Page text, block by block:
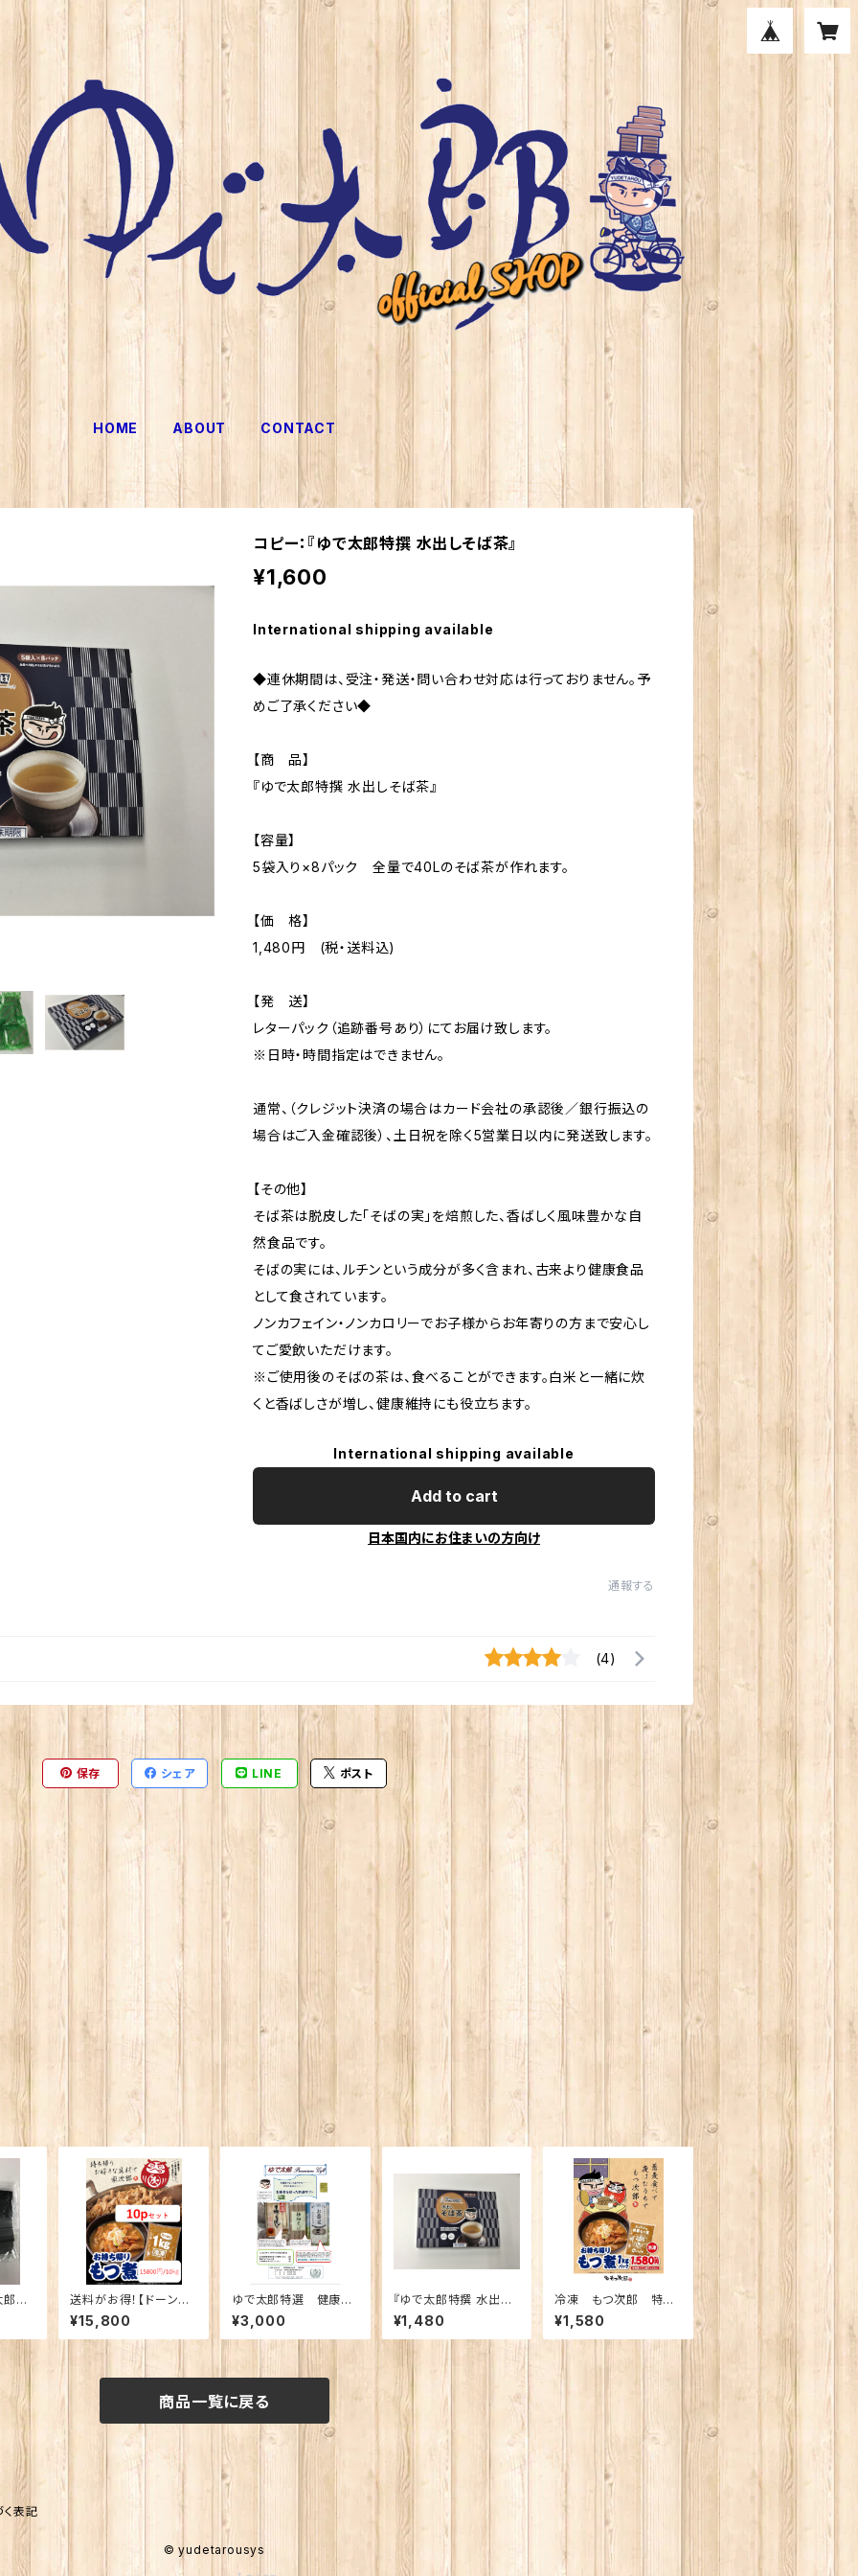
HOME ABOUT CONTACT
コピー：『ゆで太郎特撰 水出しそば茶』
¥1,600
International shipping available
◆連休期間は、受注・発送・問い合わせ対応は行っておりません。予
めご了承ください◆
【商 品】
『ゆで太郎特撰 水出しそば茶』
【容量】
5袋入り×8パック 全量で40Lのそば茶が作れます。
【価 格】
1,480円 (税・送料込)
【発 送】
レターパック（追跡番号あり）にてお届け致します。
※日時・時間指定はできません。
通常、（クレジット決済の場合はカード会社の承認後／銀行振込の
場合はご入金確認後）、土日祝を除く5営業日以内に発送致します。
【その他】
そば茶は脱皮した「そばの実」を焙煎した、香ばしく風味豊かな自
然食品です。
そばの実には、ルチンという成分が多く含まれ、古来より健康食品
として食されています。
ノンカフェイン・ノンカロリーでお子様からお年寄りの方まで安心し
てご愛飲いただけます。
※ご使用後のそばの茶は、食べることができます。白米と一緒に炊
くと香ばしさが増し、健康維持にも役立ちます。
International shipping available
Add to cart
日本国内にお住まいの方向け
通報する
(4)
保存 シェア LINE ポスト
郎特
さそ
価格
送料がお得！【ドーンと1
0pセット】冷凍 もつ次
郎 特製もつ煮 たっ
ぷり10kg (1kgパック×
¥15,800
ゆで太郎特選 健康蕎
麦 ギフト
¥3,000
『ゆで太郎特撰 水出し
そば茶』
¥1,480
冷凍 もつ次郎 特製
もつ煮 たっぷり1kgパ
ック
¥1,580
商品一覧に戻る
表記
© yudetarousys